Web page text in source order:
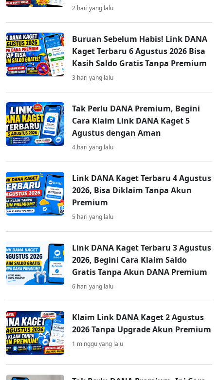
2 hari yang lalu
Buruan Sebelum Habis! Link DANA
Kaget Terbaru 6 Agustus 2026 Bisa
Kasih Saldo Gratis Tanpa Premium
3 hari yang lalu
Tak Perlu DANA Premium, Begini
Cara Klaim Link DANA Kaget 5
Agustus dengan Aman
4 hari yang lalu
Link DANA Kaget Terbaru 4 Agustus
2026, Bisa Diklaim Tanpa Akun
Premium
5 hari yang lalu
Link DANA Kaget Terbaru 3 Agustus
2026, Begini Cara Klaim Saldo
Gratis Tanpa Akun DANA Premium
6 hari yang lalu
Klaim Link DANA Kaget 2 Agustus
2026 Tanpa Upgrade Akun Premium
1 minggu yang lalu